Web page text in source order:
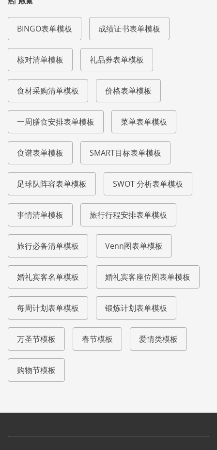
BINGO表单模板 成绩证书表单模板
核对清单模板 礼品券表单模板
食材采购清单模板 价格表单模板
一周膳食安排表单模板 菜单表单模板
食谱表单模板 SMART目标表单模板
足球队阵容表单模板 SWOT 分析表单模板
事情清单模板 旅行行程安排表单模板
旅行必备清单模板 Venn图表单模板
婚礼宾客名单模板 婚礼宾客座位图表单模板
每周计划表单模板 锻炼计划表单模板
万圣节模板 春节模板 爱情类模板
购物节模板